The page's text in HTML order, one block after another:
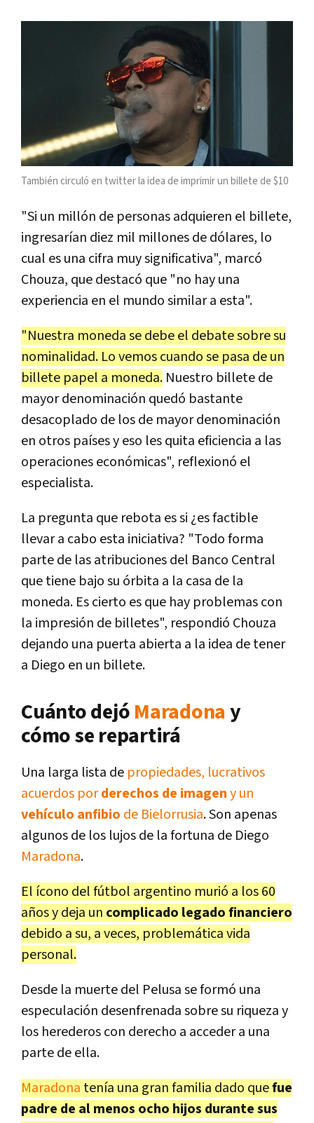
También circuló en twitter la idea de imprimir un billete de $10
"Si un millón de personas adquieren el billete,
ingresarían diez mil millones de dólares, lo
cual es una cifra muy significativa", marcó
Chouza, que destacó que "no hay una
experiencia en el mundo similar a esta".
"Nuestra moneda se debe el debate sobre su
nominalidad. Lo vemos cuando se pasa de un
billete papel a moneda. Nuestro billete de
mayor denominación quedó bastante
desacoplado de los de mayor denominación
en otros países y eso les quita eficiencia a las
operaciones económicas", reflexionó el
especialista.
La pregunta que rebota es si ¿es factible
llevar a cabo esta iniciativa? "Todo forma
parte de las atribuciones del Banco Central
que tiene bajo su órbita a la casa de la
moneda. Es cierto es que hay problemas con
la impresión de billetes", respondió Chouza
dejando una puerta abierta a la idea de tener
a Diego en un billete.
Cuánto dejó Maradona y
cómo se repartirá
Una larga lista de propiedades, lucrativos
acuerdos porderechos de imageny un
vehículo anfibio de Bielorrusia. Son apenas
algunos de los lujos de la fortuna de Diego
Maradona.
El ícono del fútbol argentino murió a los 60
años y deja un complicado legado financiero
debido a su, a veces, problemática vida
personal.
Desde la muerte del Pelusa se formó una
especulación desenfrenada sobre su riqueza y
los herederos con derecho a acceder a una
parte de ella.
Maradona tenía una gran familia dado quefue
padre de al menos ocho hijos durante sus